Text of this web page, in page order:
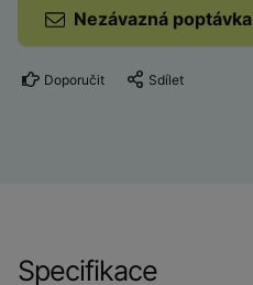
Nezávazná poptávka
Doporučit Sdílet
Specifikace